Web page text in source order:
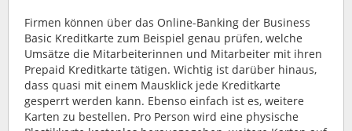
Firmen können über das Online-Banking der Business
Basic Kreditkarte zum Beispiel genau prüfen, welche
Umsätze die Mitarbeiterinnen und Mitarbeiter mit ihren
Prepaid Kreditkarte tätigen. Wichtig ist darüber hinaus,
dass quasi mit einem Mausklick jede Kreditkarte
gesperrt werden kann. Ebenso einfach ist es, weitere
Karten zu bestellen. Pro Person wird eine physische